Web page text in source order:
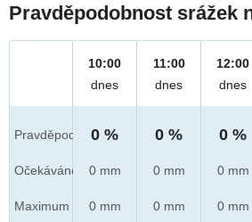
Pravděpodobnost srážek
Pravděpod.
Očekáváno
Maximum
10:00
dnes
0 %
0 mm
0 mm
11:00
dnes
0 %
0 mm
0 mm
12:00
dnes
0 %
0 mm
0 mm